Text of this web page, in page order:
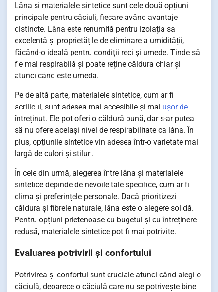
Lâna și materialele sintetice sunt cele două opțiuni
principale pentru căciuli, fiecare având avantaje
distincte. Lâna este renumită pentru izolația sa
excelentă și proprietățile de eliminare a umidității,
făcând-o ideală pentru condiții reci și umede. Tinde să
fie mai respirabilă și poate reține căldura chiar și
atunci când este umedă.
Pe de altă parte, materialele sintetice, cum ar fi
acrilicul, sunt adesea mai accesibile și mai ușor de
întreținut. Ele pot oferi o căldură bună, dar s-ar putea
să nu ofere același nivel de respirabilitate ca lâna. În
plus, opțiunile sintetice vin adesea într-o varietate mai
largă de culori și stiluri.
În cele din urmă, alegerea între lâna și materialele
sintetice depinde de nevoile tale specifice, cum ar fi
clima și preferințele personale. Dacă prioritizezi
căldura și fibrele naturale, lâna este o alegere solidă.
Pentru opțiuni prietenoase cu bugetul și cu întreținere
redusă, materialele sintetice pot fi mai potrivite.
Evaluarea potrivirii și confortului
Potrivirea și confortul sunt cruciale atunci când alegi o
căciulă, deoarece o căciulă care nu se potrivește bine